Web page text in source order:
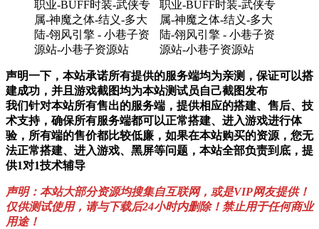
声明一下，本站承诺所有提供的服务端均为亲测，保证可以搭
建成功，并且游戏截图均为本站测试员自己截图发布
我们针对本站所有售出的服务端，提供相应的搭建、售后、技
术支持，确保所有服务端都可以正常搭建、进入游戏进行体
验，所有端的售价都比较低廉，如果在本站购买的资源，您无
法正常搭建、进入游戏、黑屏等问题，本站全部负责到底，提
供1对1技术辅导
声明：本站大部分资源均搜集自互联网，或是VIP网友提供！
仅供测试使用，请与下载后24小时内删除！禁止用于任何商业
用途！